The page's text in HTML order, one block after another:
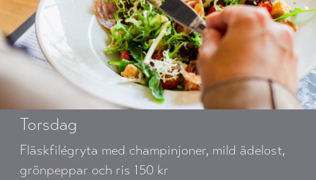
Torsdag
Fläskfilégryta med champinjoner, mild ädelost,
grönpeppar och ris 150 kr